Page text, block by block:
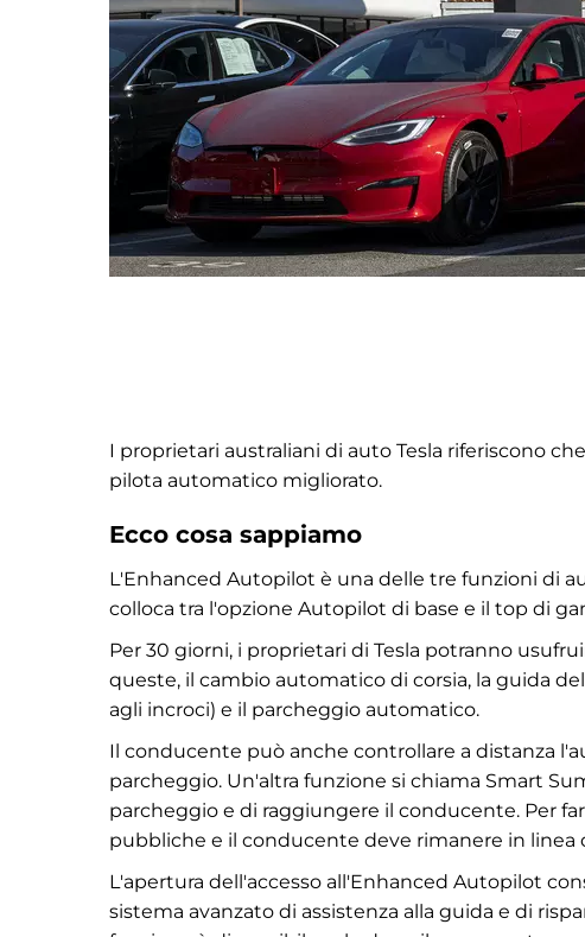
I proprietari australiani di auto Tesla riferiscono
pilota automatico migliorato.
Ecco cosa sappiamo
L'Enhanced Autopilot è una delle tre funzioni di
colloca tra l'opzione Autopilot di base e il top di
Per 30 giorni, i proprietari di Tesla potranno
queste, il cambio automatico di corsia, la guida
agli incroci) e il parcheggio automatico.
Il conducente può anche controllare a distanza
parcheggio. Un'altra funzione si chiama Smart
parcheggio e di raggiungere il conducente. Per
pubbliche e il conducente deve rimanere in linea
L'apertura dell'accesso all'Enhanced Autopilot
sistema avanzato di assistenza alla guida e di